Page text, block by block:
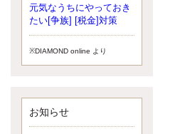
が課税されない遺産の上限額）が縮
小されたため、お亡くなりになった
更新:2017年5月1日(大阪市中央区)
---------------------
湘南のぽっちゃり女性税理士
松村文子と湘南ＢＵ
また最近、税理士試験のご相談を受
元気なうちにやっておき
たい[争族] [税金]対策
※DIAMOND online より
お知らせ